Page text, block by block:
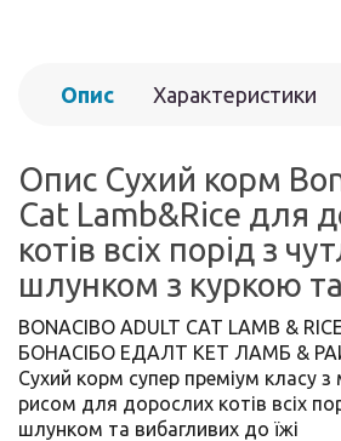
Опис Характеристики
Опис Сухий корм
Cat Lamb&Rice для
котів всіх порід з
шлунком з куркою
BONACIBO ADULT CAT LAMB & RICE
БОНАСІБО ЕДАЛТ КЕТ ЛАМБ &
Сухий корм супер преміум класу
рисом для дорослих котів всіх
шлунком та вибагливих до їжі